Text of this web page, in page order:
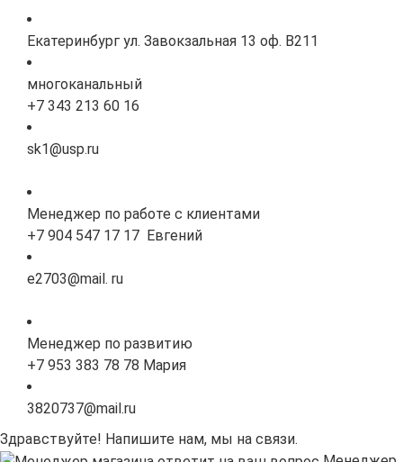
Екатеринбург ул. Завокзальная 13 оф. В211
многоканальный
+7 343 213 60 16
sk1@usp.ru
Менеджер по работе с клиентами
+7 904 547 17 17 Евгений
e2703@mail. ru
Менеджер по развитию
+7 953 383 78 78 Мария
3820737@mail.ru
Здравствуйте! Напишите нам, мы на связи.